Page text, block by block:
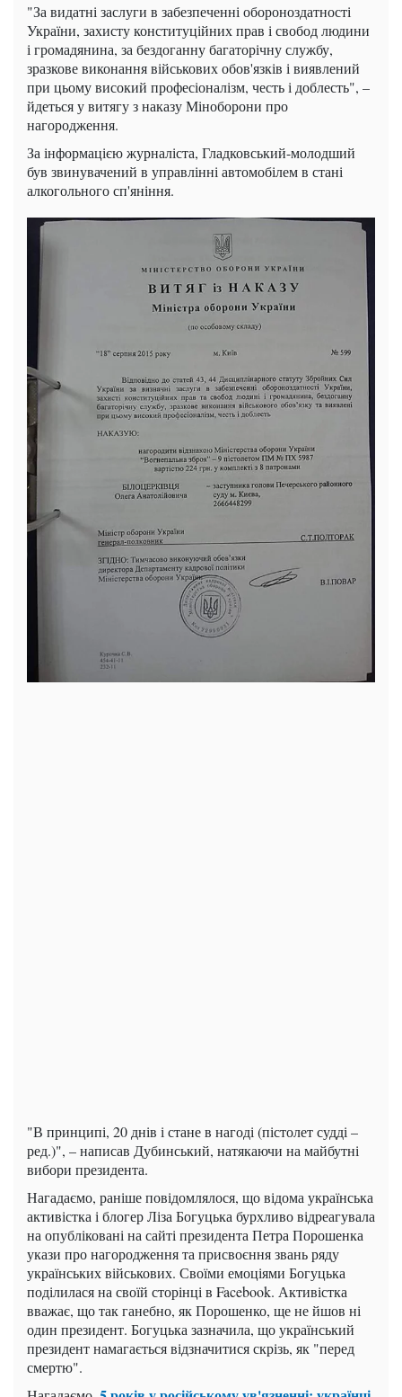
"За видатні заслуги в забезпеченні обороноздатності
України, захисту конституційних прав і свобод людини
і громадянина, за бездоганну багаторічну службу,
зразкове виконання військових обов'язків і виявлений
при цьому високий професіоналізм, честь і доблесть", –
йдеться у витягу з наказу Міноборони про
нагородження.
За інформацією журналіста, Гладковський-молодший
був звинувачений в управлінні автомобілем в стані
алкогольного сп'яніння.
"В принципі, 20 днів і стане в нагоді (пістолет судді –
ред.)", – написав Дубинський, натякаючи на майбутні
вибори президента.
Нагадаємо, раніше повідомлялося, що відома українська
активістка і блогер Ліза Богуцька бурхливо відреагувала
на опубліковані на сайті президента Петра Порошенка
укази про нагородження та присвоєння звань ряду
українських військових. Своїми емоціями Богуцька
поділилася на своїй сторінці в Facebook. Активістка
вважає, що так ганебно, як Порошенко, ще не йшов ні
один президент. Богуцька зазначила, що український
президент намагається відзначитися скрізь, як "перед
смертю".